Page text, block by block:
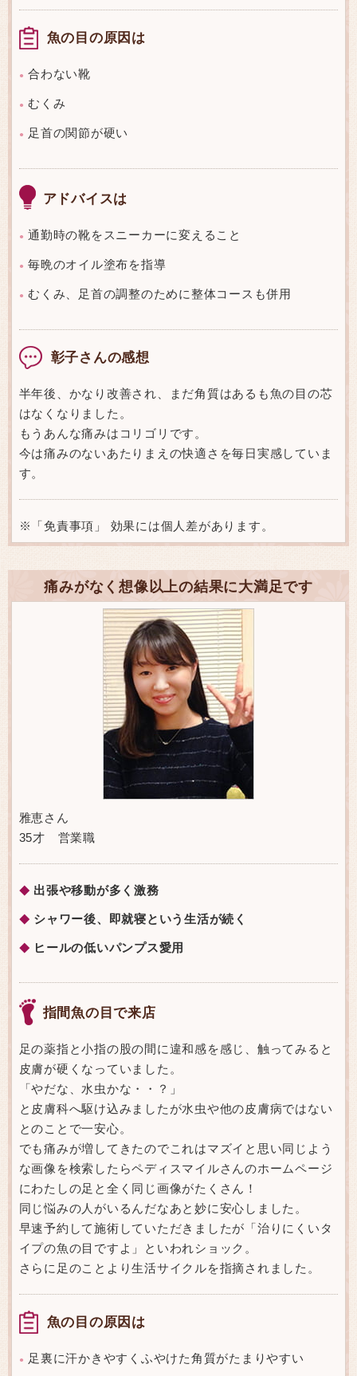
魚の目の原因は
● 合わない靴
● むくみ
● 足首の関節が硬い
アドバイスは
● 通勤時の靴をスニーカーに変えること
● 毎晩のオイル塗布を指導
● むくみ、足首の調整のために整体コースも併用
彰子さんの感想
半年後、かなり改善され、まだ角質はあるも魚の目の芯
はなくなりました。
もうあんな痛みはコリゴリです。
今は痛みのないあたりまえの快適さを毎日実感していま
す。
※「免責事項」 効果には個人差があります。
痛みがなく想像以上の結果に大満足です
雅恵さん
35才 営業職
◆ 出張や移動が多く激務
◆ シャワー後、即就寝という生活が続く
◆ ヒールの低いパンプス愛用
指間魚の目で来店
足の薬指と小指の股の間に違和感を感じ、触ってみると
皮膚が硬くなっていました。
「やだな、水虫かな・・？」
と皮膚科へ駆け込みましたが水虫や他の皮膚病ではない
とのことで一安心。
でも痛みが増してきたのでこれはマズイと思い同じよう
な画像を検索したらペディスマイルさんのホームページ
にわたしの足と全く同じ画像がたくさん！
同じ悩みの人がいるんだなあと妙に安心しました。
早速予約して施術していただきましたが「治りにくいタ
イプの魚の目ですよ」といわれショック。
さらに足のことより生活サイクルを指摘されました。
魚の目の原因は
● 足裏に汗かきやすくふやけた角質がたまりやすい